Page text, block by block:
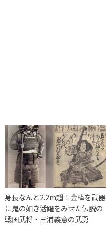
身長なんと2.2m超！金棒を武器
に鬼の如き活躍をみせた伝説の
戦国武将・三浦義意の武勇